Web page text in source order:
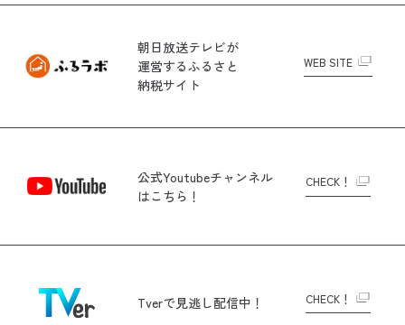
朝日放送テレビが
運営するふるさと
納税サイト
WEB SITE
公式Youtubeチャンネル
はこちら！
CHECK！
Tverで見逃し配信中！ CHECK！